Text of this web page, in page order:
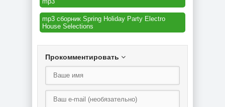
mp3 сборник Spring Holiday Party Electro
House Selections
Прокомментировать